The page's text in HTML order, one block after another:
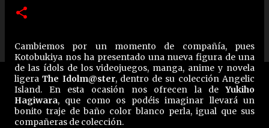
Cambiemos por un momento de compañía, pues
Kotobukiya nos ha presentado una nueva figura de una
de las ídols de los videojuegos, manga, anime y novela
ligeraThe Idolm@ster, dentro de su colección Angelic
Island. En esta ocasión nos ofrecen la deYukiho
Hagiwara, que como os podéis imaginar llevará un
bonito traje de baño color blanco perla, igual que sus
compañeras de colección.